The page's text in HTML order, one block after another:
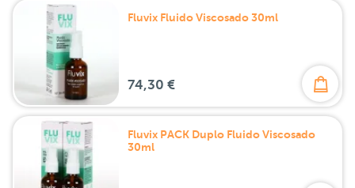
Fluvix Fluido Viscosado 30ml
74,30 €
Fluvix PACK Duplo Fluido Viscosado
30ml